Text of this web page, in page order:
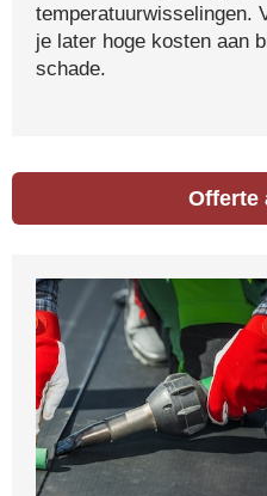
temperatuurwisselingen.
je later hoge kosten aan
schade.
Offerte